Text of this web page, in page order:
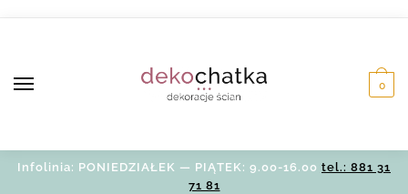
0
Infolinia: PONIEDZIAŁEK — PIĄTEK: 9.00-16.00 tel.: 881 31
71 81